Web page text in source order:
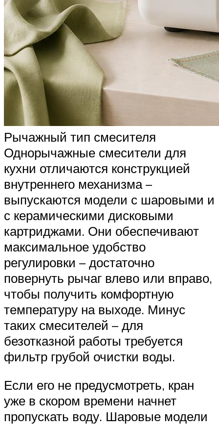
Рычажный тип смесителя
Однорычажные смесители для
кухни отличаются конструкцией
внутреннего механизма –
выпускаются модели с шаровыми и
с керамическими дисковыми
картриджами. Они обеспечивают
максимальное удобство
регулировки – достаточно
повернуть рычаг влево или вправо,
чтобы получить комфортную
температуру на выходе. Минус
таких смесителей – для
безотказной работы требуется
фильтр грубой очистки воды.
Если его не предусмотреть, кран
уже в скором времени начнет
пропускать воду. Шаровые модели